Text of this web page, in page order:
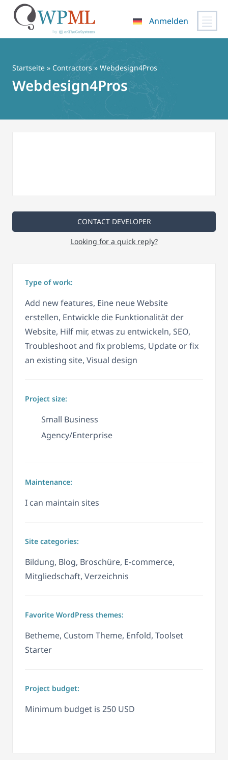
springen
Anmelden
Startseite » Contractors» Webdesign4Pros
Webdesign4Pros
CONTACT DEVELOPER
Looking for a quick reply?
Type of work:
Add new features, Eine neue Website
erstellen, Entwickle die Funktionalität der
Website, Hilf mir, etwas zu entwickeln, SEO,
Troubleshoot and fix problems, Update or fix
an existing site, Visual design
Project size:
Small Business
Agency/Enterprise
Maintenance:
I can maintain sites
Site categories:
Bildung, Blog, Broschüre, E-commerce,
Mitgliedschaft, Verzeichnis
Favorite WordPress themes:
Betheme, Custom Theme, Enfold, Toolset
Starter
Project budget:
Minimum budget is 250 USD